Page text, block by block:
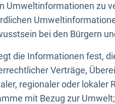
Umweltinformationen zu
bei den Bürgern
die Informationen fest,
Verträge,
regionaler oder lokaler
mit Bezug zur